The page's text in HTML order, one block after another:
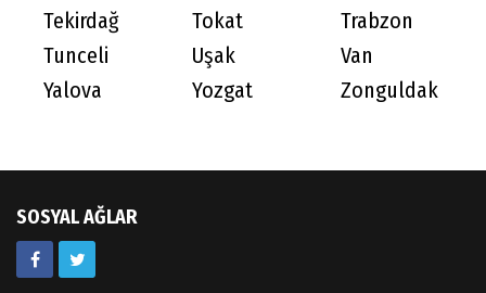
Tekirdağ
Tokat
Trabzon
Tunceli
Uşak
Van
Yalova
Yozgat Zonguldak
SOSYAL AĞLAR